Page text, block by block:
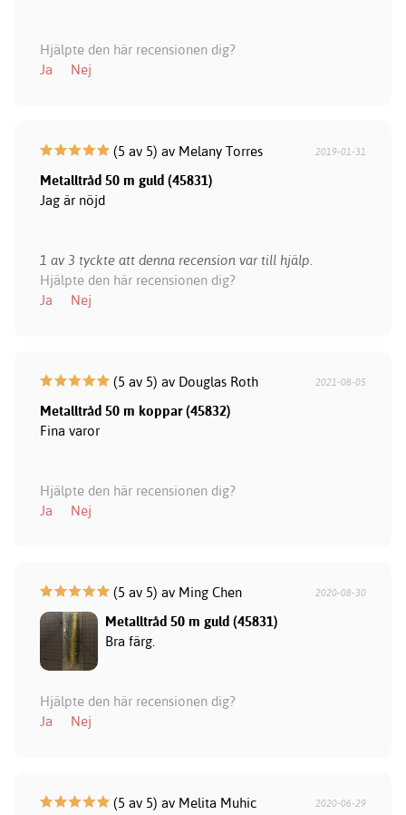
Hjälpte den här recensionen dig?
Ja
Nej
(5 av 5) av Melany Torres 2019-01-31
Metalltråd 50 m guld (45831)
Jag är nöjd
1 av 3 tyckte att denna recension var till hjälp.
Hjälpte den här recensionen dig?
Ja
Nej
(5 av 5) av Douglas Roth 2021-08-05
Metalltråd 50 m koppar (45832)
Fina varor
Hjälpte den här recensionen dig?
Ja
Nej
(5 av 5) av Ming Chen 2020-08-30
Metalltråd 50 m guld (45831)
Bra färg.
Hjälpte den här recensionen dig?
Ja
Nej
(5 av 5) av Melita Muhic 2020-06-29